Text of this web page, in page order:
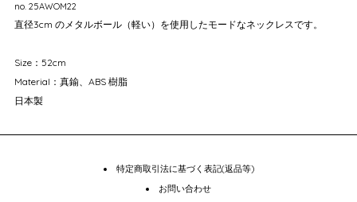
no. 25AWOM22
直径3cm のメタルボール（軽い）を使用したモードなネックレスです。
Size：52cm
Material：真鍮、ABS 樹脂
日本製
特定商取引法に基づく表記(返品等)
お問い合わせ